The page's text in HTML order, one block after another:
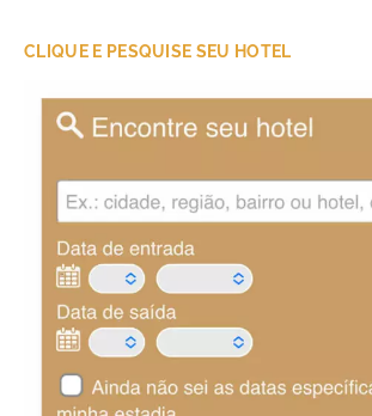
CLIQUE E PESQUISE SEU HOTEL